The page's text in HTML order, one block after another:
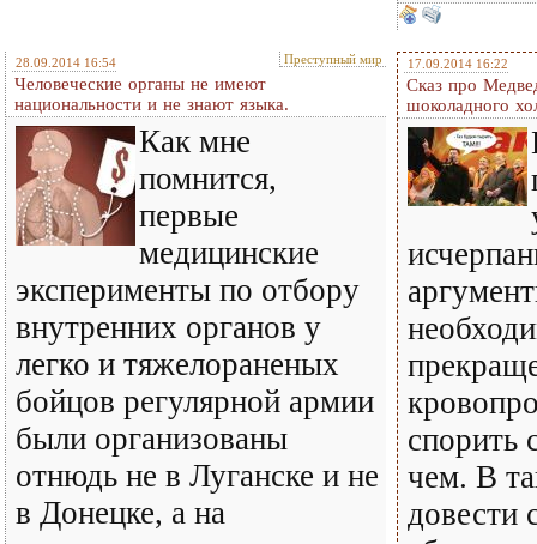
28.09.2014 16:54 Преступный мир
Человеческие органы не имеют
национальности и не знают языка.
Как мне
помнится,
первые
медицинские
эксперименты по отбору
внутренних органов у
легко и тяжелораненых
бойцов регулярной армии
были организованы
отнюдь не в Луганске и не
в Донецке, а на
17.09.2014 16:22
Сказ про
шоколадного
спорить
чем. В
довести